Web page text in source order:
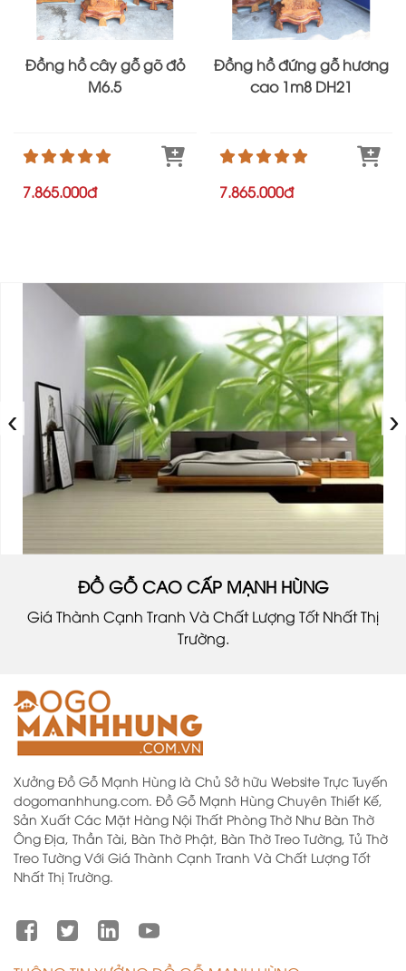
Đồng hồ cây gỗ gõ đỏ
M6.5
7.865.000đ
Đồng hồ đứng gỗ hương
cao 1m8 DH21
7.865.000đ
‹ ›
ĐỒ GỖ CAO CẤP MẠNH HÙNG
Giá Thành Cạnh Tranh Và Chất Lượng Tốt Nhất Thị
Trường.
Xưởng Đồ Gỗ Mạnh Hùng là Chủ Sở hữu Website Trực Tuyến
dogomanhhung.com. Đồ Gỗ Mạnh Hùng Chuyên Thiết Kế,
Sản Xuất Các Mặt Hàng Nội Thất Phòng Thờ Như Bàn Thờ
Ông Địa, Thần Tài, Bàn Thờ Phật, Bàn Thờ Treo Tường, Tủ Thờ
Treo Tường Với Giá Thành Cạnh Tranh Và Chất Lượng Tốt
Nhất Thị Trường.